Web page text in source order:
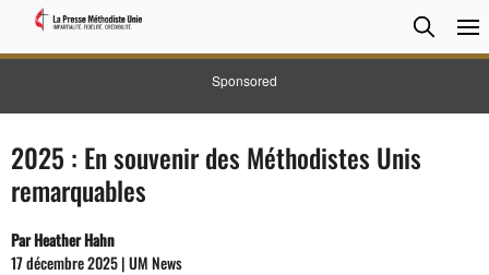
Sponsored
Search
2025 : En souvenir des Méthodistes Unis
remarquables
Par Heather Hahn
17 décembre 2025 | UM News